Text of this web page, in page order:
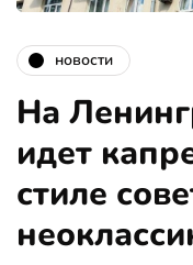
новости
На
идет
стиле